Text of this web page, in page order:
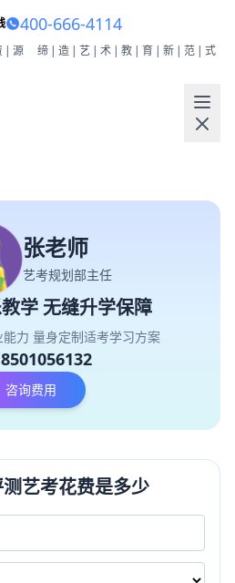
400-666-4114
|源 缔|造|艺|术|教|育|新|范|式
张老师
艺考规划部主任
学 无缝升学保障
力 量身定制适考学习方案
咨询费用
艺考花费是多少